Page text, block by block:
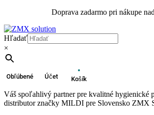
Doprava zadarmo pri nákupe
Hľadať
×
Obľúbené Účet Košík
Váš spoľahlivý partner pre kvalitné hygienické
distributor značky MILDI pre Slovensko ZMX